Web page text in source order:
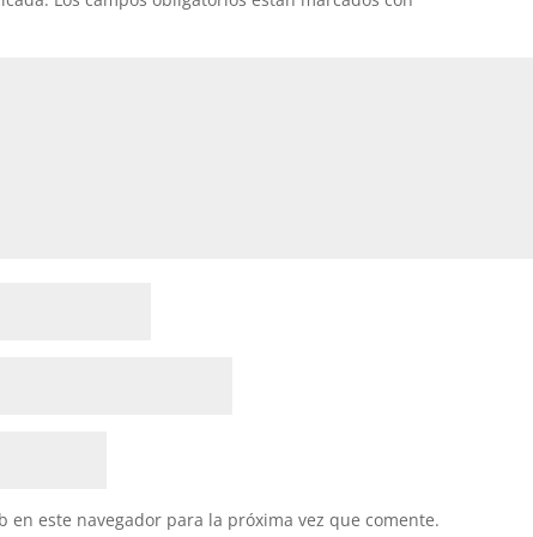
este navegador para la próxima vez que comente.